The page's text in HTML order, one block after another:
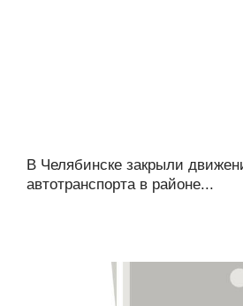
В Челябинске закрыли
автотранспорта в районе...